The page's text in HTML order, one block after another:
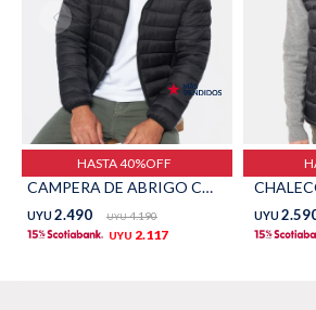
HASTA 40%OFF
CAMPERA DE ABRIGO CAPITONEADA - Negro
UYU 2.490 UYU 4.190
UYU 2.117
UYU
Sacos Calzado